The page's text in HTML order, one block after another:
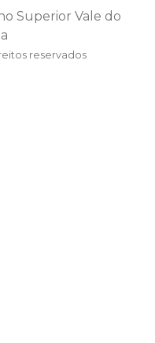
Superior Vale do
reservados